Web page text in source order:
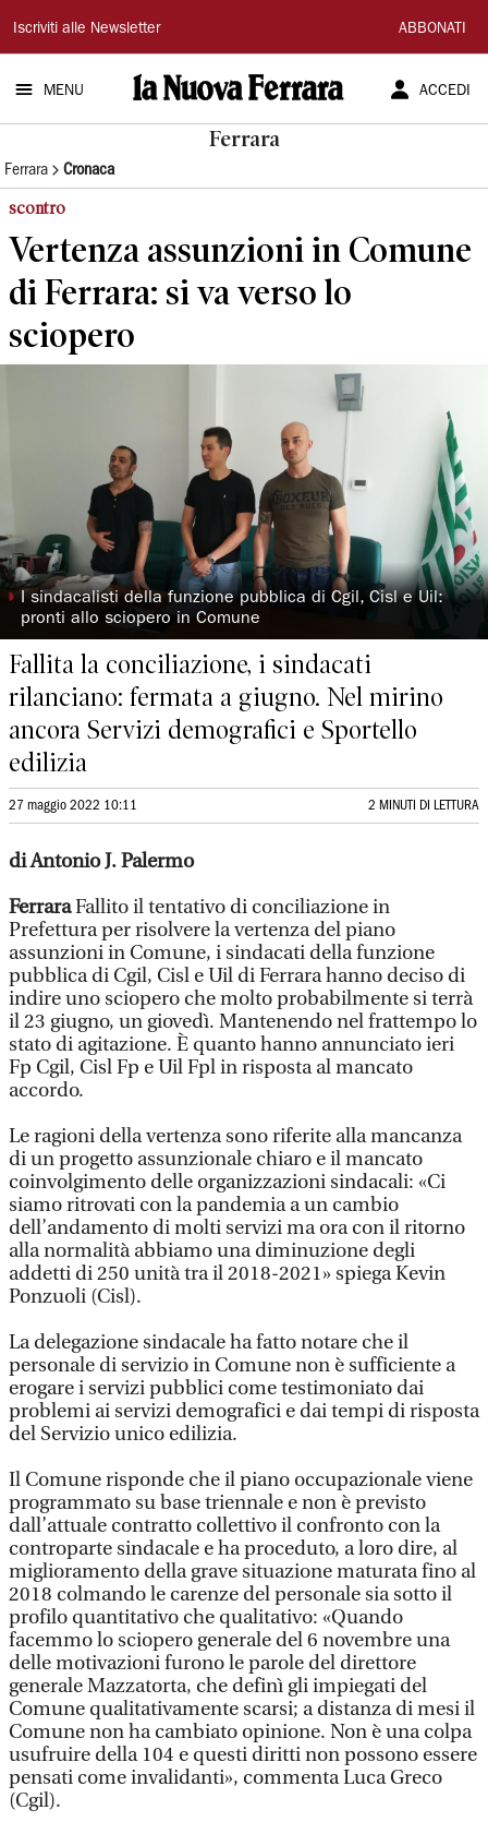
La
Nuova
Ferrara
Iscriviti alle Newsletter ABBONATI
MENU ACCEDI
Ferrara
Ferrara Cronaca
scontro
Vertenza assunzioni in Comune
di Ferrara: si va verso lo
sciopero
◗ I sindacalisti della funzione pubblica di Cgil, Cisl e Uil:
pronti allo sciopero in Comune
Fallita la conciliazione, i sindacati
rilanciano: fermata a giugno. Nel mirino
ancora Servizi demografici e Sportello
edilizia
27 maggio 2022 10:11 2 MINUTI DI LETTURA
di Antonio J. Palermo
FerraraFallito il tentativo di conciliazione in
Prefettura per risolvere la vertenza del piano
assunzioni in Comune, i sindacati della funzione
pubblica di Cgil, Cisl e Uil di Ferrara hanno deciso di
indire uno sciopero che molto probabilmente si terrà
il 23 giugno, un giovedì. Mantenendo nel frattempo lo
stato di agitazione. È quanto hanno annunciato ieri
Fp Cgil, Cisl Fp e Uil Fpl in risposta al mancato
accordo.
Le ragioni della vertenza sono riferite alla mancanza
di un progetto assunzionale chiaro e il mancato
coinvolgimento delle organizzazioni sindacali: «Ci
siamo ritrovati con la pandemia a un cambio
dell’andamento di molti servizi ma ora con il ritorno
alla normalità abbiamo una diminuzione degli
addetti di 250 unità tra il 2018-2021» spiega Kevin
Ponzuoli (Cisl).
La delegazione sindacale ha fatto notare che il
personale di servizio in Comune non è sufficiente a
erogare i servizi pubblici come testimoniato dai
problemi ai servizi demografici e dai tempi di risposta
del Servizio unico edilizia.
Il Comune risponde che il piano occupazionale viene
programmato su base triennale e non è previsto
dall’attuale contratto collettivo il confronto con la
controparte sindacale e ha proceduto, a loro dire, al
miglioramento della grave situazione maturata fino al
2018 colmando le carenze del personale sia sotto il
profilo quantitativo che qualitativo: «Quando
facemmo lo sciopero generale del 6 novembre una
delle motivazioni furono le parole del direttore
generale Mazzatorta, che definì gli impiegati del
Comune qualitativamente scarsi; a distanza di mesi il
Comune non ha cambiato opinione. Non è una colpa
usufruire della 104 e questi diritti non possono essere
pensati come invalidanti», commenta Luca Greco
(Cgil).